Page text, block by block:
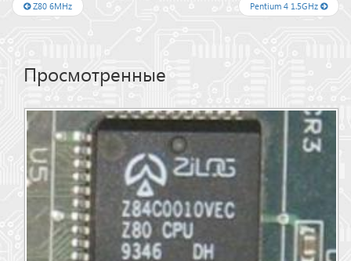
Z80 6MHz Pentium 4 1.5GHz
Просмотренные